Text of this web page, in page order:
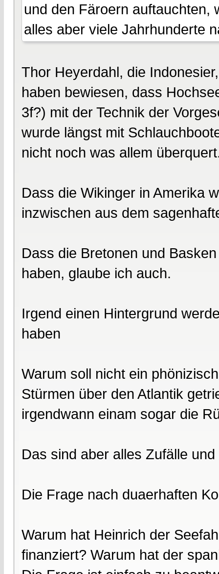
und den Färoern auftauchten,
alles aber viele Jahrhunderte
Thor Heyerdahl, die
haben bewiesen, dass
3f?) mit der Technik der
wurde längst mit
nicht noch was allem
Dass die Wikinger in Amerika
inzwischen aus dem
Dass die Bretonen und
haben, glaube ich auch.
Irgend einen Hintergrund
haben
Warum soll nicht ein
Stürmen über den Atlantik
irgendwann einam sogar die
Das sind aber alles Zufälle
Die Frage nach duaerhaften
Warum hat Heinrich der
finanziert? Warum hat der